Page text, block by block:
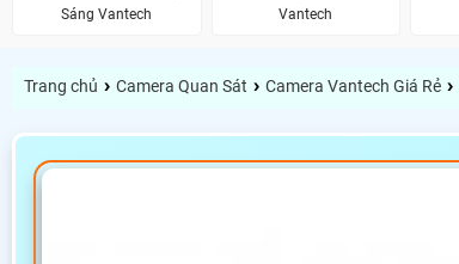
Sáng Vantech
Vantech
Trang chủ › Camera Quan Sát › Camera Vantech Giá Rẻ ›